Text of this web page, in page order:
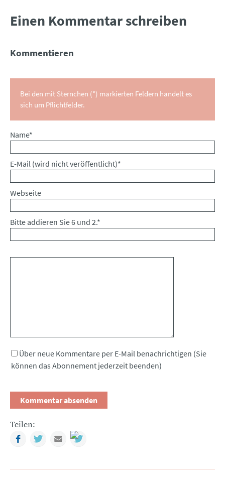
Einen Kommentar schreiben
Kommentieren
Bei den mit Sternchen (*) markierten Feldern handelt es
sich um Pflichtfelder.
Pflichtfeld
Name*
Pflichtfeld
E-Mail (wird nicht veröffentlicht)*
Webseite
Bitte addieren Sie 6 und 2.*
Über neue Kommentare per E-Mail benachrichtigen (Sie
können das Abonnement jederzeit beenden)
Teilen:
FacebookTwitterMail